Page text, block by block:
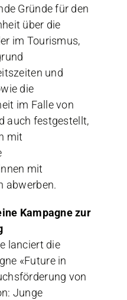
Gründe für den
über die
im Tourismus,
und
die
im Falle von
auch festgestellt,
mit
mit
abwerben.
Kampagne zur
lanciert die
«Future in
von
Junge